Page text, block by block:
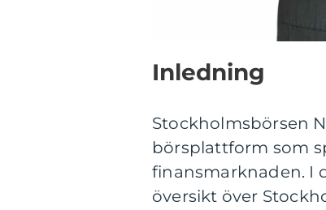
Inledning
Stockholmsbörsen
börsplattform som
finansmarknaden. I
översikt över